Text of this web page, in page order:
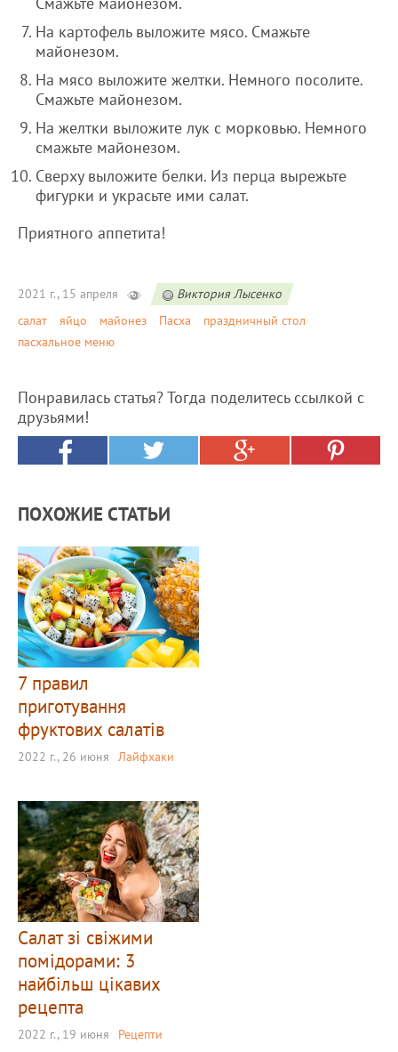
На картофель выложите мясо. Смажьте
майонезом.
На мясо выложите желтки. Немного посолите.
Смажьте майонезом.
На желтки выложите лук с морковью. Немного
смажьте майонезом.
Сверху выложите белки. Из перца вырежьте
фигурки и украсьте ими салат.
Приятного аппетита!
2021 г., 15 апреля
Виктория Лысенко
салат
яйцо майонез Пасха
праздничный стол
пасхальное меню
Понравилась статья? Тогда поделитесь ссылкой с
друзьями!
ПОХОЖИЕ СТАТЬИ
7 правил
приготування
фруктових салатів
2022 г., 26 июня Лайфхаки
Салат зі свіжими
помідорами: 3
найбільш цікавих
рецепта
2022 г., 19 июня Рецепти